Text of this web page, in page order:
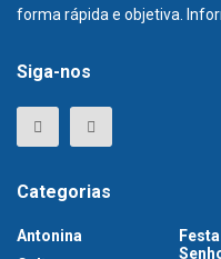
forma rápida e objetiva.
Siga-nos
Categorias
Antonina